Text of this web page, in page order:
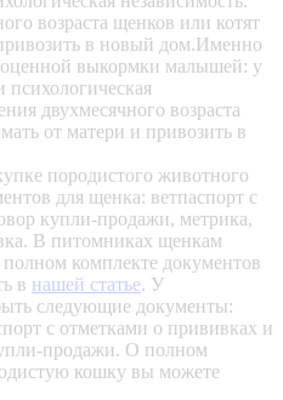
возраста щенков или котят
в новый дом.Именно
выкормки малышей: у
двухмесячного возраста
от матери и привозить в
породистого животного
для щенка: ветпаспорт с
купли-продажи, метрика,
В питомниках щенкам
комплекте документов
в нашей статье. У
следующие документы:
с отметками о прививках и
продажи. О полном
кошку вы можете